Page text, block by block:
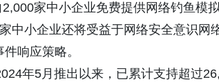
家中小企业免费提供网络钓鱼模
中小企业还将受益于网络安全意识网
响应策略。
年5月推出以来，已累计支持超过